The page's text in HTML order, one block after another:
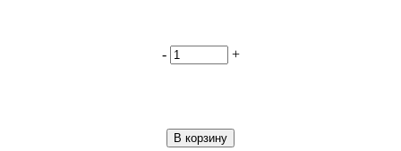
- +
В корзину